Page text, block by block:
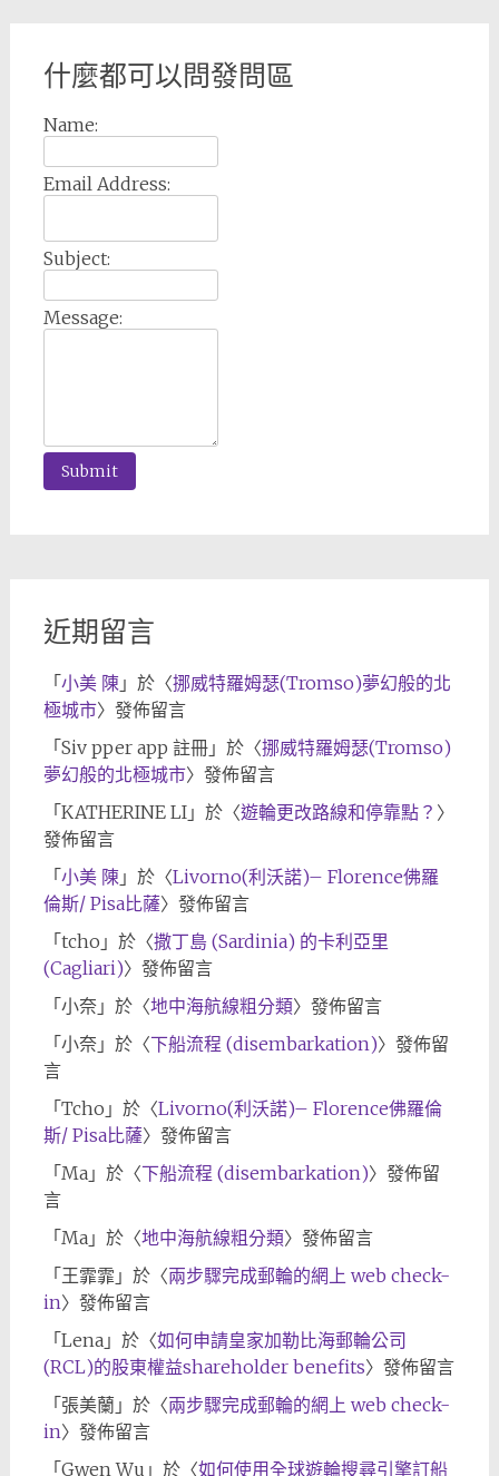
什麼都可以問發問區
Name:
Email Address:
Subject:
Message:
近期留言
「 小美 陳」於〈挪威特羅姆瑟(Tromso)夢幻般的北
極城市〉發佈留言
「 Siv pper app 註冊」於〈挪威特羅姆瑟(Tromso)
夢幻般的北極城市〉發佈留言
「 KATHERINE LI」於〈遊輪更改路線和停靠點？ 〉
發佈留言
「 小美 陳」於〈Livorno(利沃諾)– Florence佛羅
倫斯/ Pisa比薩〉發佈留言
「 tcho 」於〈撒丁島 (Sardinia) 的卡利亞里
(Cagliari)〉發佈留言
「 小奈」於〈地中海航線粗分類〉發佈留言
「 小奈」於〈下船流程 (disembarkation)〉發佈留
言
「 Tcho 」於〈Livorno(利沃諾)– Florence佛羅倫
斯/ Pisa比薩〉發佈留言
「 Ma」於〈下船流程 (disembarkation)〉發佈留
言
「 Ma」於〈地中海航線粗分類〉發佈留言
「 王霏霏」於〈兩步驟完成郵輪的網上 web check-
in〉發佈留言
「 Lena」於〈如何申請皇家加勒比海郵輪公司
(RCL)的股東權益shareholder benefits〉發佈留言
「 張美蘭 」於〈兩步驟完成郵輪的網上 web check-
in〉發佈留言
「 Gwen Wu 」於〈如何使用全球遊輪搜尋引擎訂船